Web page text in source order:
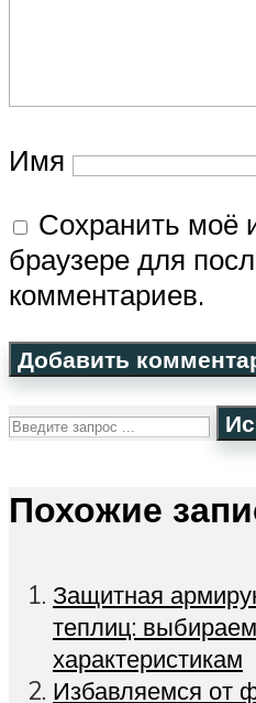
Имя
Сохранить моё
браузере для
комментариев.
Похожие
Защитная
теплиц:
характеристикам
Избавляемся от